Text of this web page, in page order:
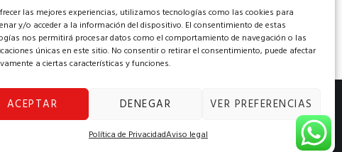
las mejores experiencias, utilizamos tecnologías como las cookies para
y/o acceder a la información del dispositivo. El consentimiento de estas
nos permitirá procesar datos como el comportamiento de navegación o las
únicas en este sitio. No consentir o retirar el consentimiento, puede afectar
a ciertas características y funciones.
ACEPTAR DENEGAR VER PREFERENCIAS
Política de PrivacidadAviso legal
Contacto